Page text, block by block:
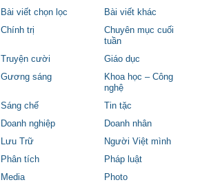
Bài viết chọn lọc
Bài viết khác
Chính trị
Chuyên mục cuối
tuần
Truyện cười
Giáo dục
Gương sáng
Khoa học – Công
nghệ
Sáng chế
Tin tặc
Doanh nghiệp
Doanh nhân
Lưu Trữ
Người Việt mình
Phân tích
Pháp luật
Media
Photo